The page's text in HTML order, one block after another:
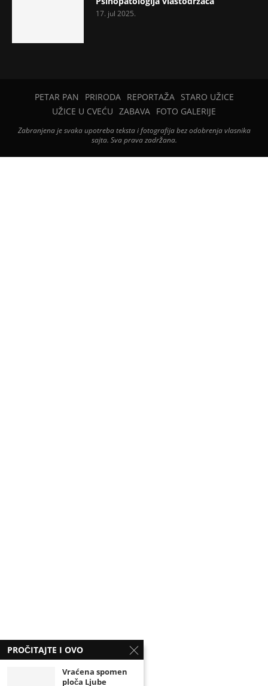
17. jul 2025.
PETAR PAN PRIRODA REPORTAŽA
STARO UŽICE
UŽICE U CVEĆU ZABAVA FOTO GALERIJE
Zabranjena je svaka upotreba teksta i fotografija bez odobrenja vlasnika
sajta. Sva prava zadržana.
PROČITAJTE I OVO
Vraćena spomen
ploča Ljube